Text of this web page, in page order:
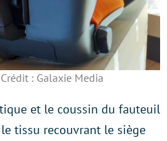
: Galaxie Media
et le coussin du fauteuil
tissu recouvrant le siège